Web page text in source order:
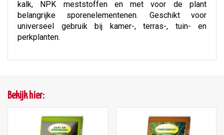
kalk, NPK meststoffen en met voor de plant
belangrijke sporenelementenen. Geschikt voor
universeel gebruik bij kamer-, terras-, tuin- en
perkplanten.
Bekijk hier: